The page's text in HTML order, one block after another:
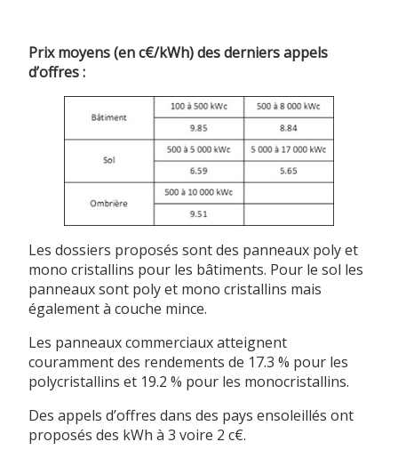
Prix moyens (en c€/kWh) des derniers appels
d’offres :
Les dossiers proposés sont des panneaux poly et
mono cristallins pour les bâtiments. Pour le sol les
panneaux sont poly et mono cristallins mais
également à couche mince.
Les panneaux commerciaux atteignent
couramment des rendements de 17.3 % pour les
polycristallins et 19.2 % pour les monocristallins.
Des appels d’offres dans des pays ensoleillés ont
proposés des kWh à 3 voire 2 c€.